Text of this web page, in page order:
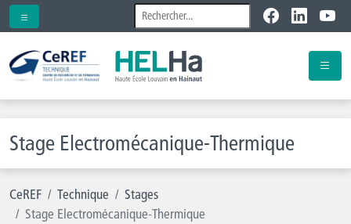
Stage Electromécanique-Thermique
CeREF Technique
Stages
Stage Electromécanique-Thermique